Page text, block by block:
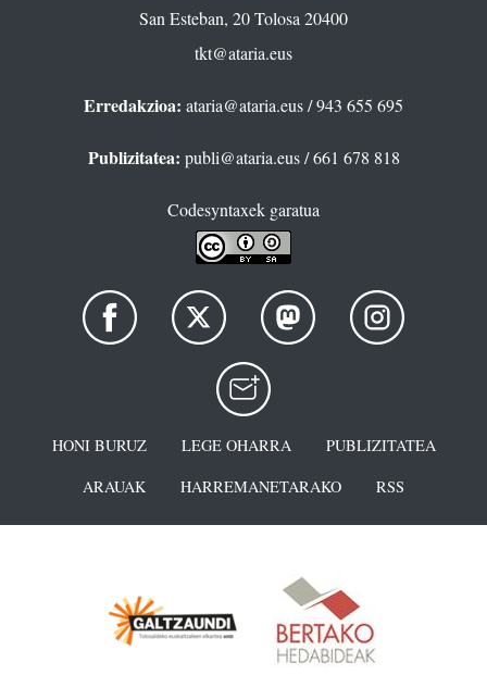
San Esteban, 20 Tolosa 20400
tkt@ataria.eus
Erredakzioa: ataria@ataria.eus/ 943 655 695
Publizitatea: publi@ataria.eus/ 661 678 818
Codesyntaxek garatua
HONI BURUZ LEGE OHARRA
PUBLIZITATEA
ARAUAK
HARREMANETARAKO RSS